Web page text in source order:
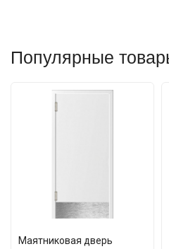
Популярные
Маятниковая дверь